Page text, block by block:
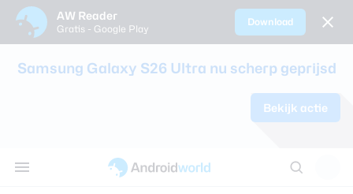
AW Reader
Gratis - Google Play
Download
Samsung Galaxy S26 Ultra nu scherp geprijsd
Bekijk actie
Alle reviews
review
Alle
kinderen
Smartphones
Oordopjes
koptelefoons
Tablets
AW